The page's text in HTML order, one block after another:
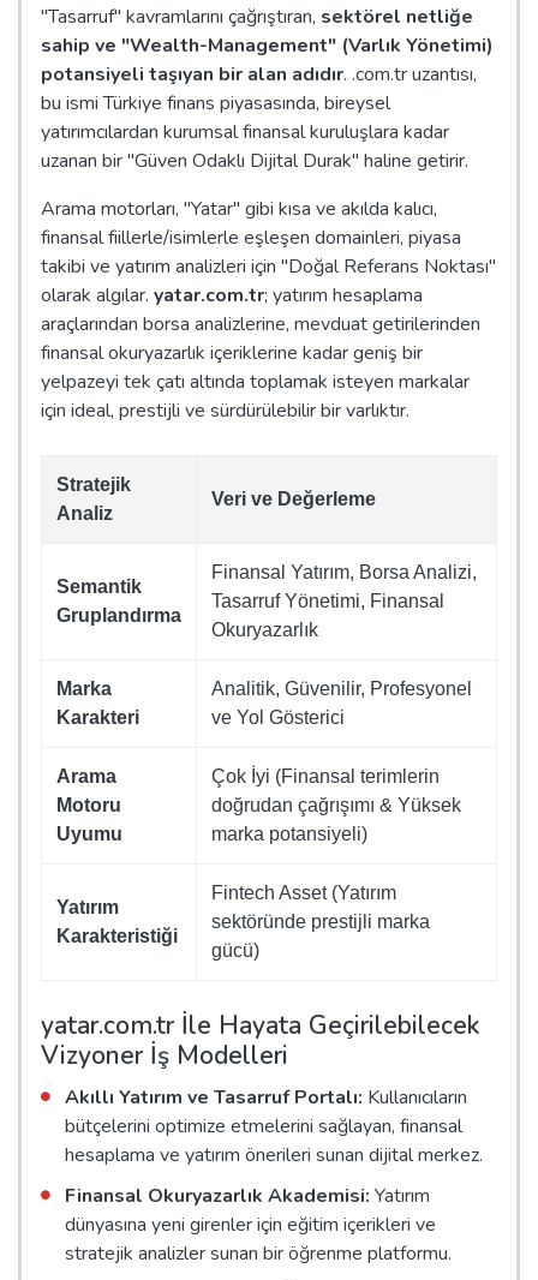
"Tasarruf" kavramlarını çağrıştıran, sektörel netliğe
sahip ve "Wealth-Management" (Varlık Yönetimi)
potansiyeli taşıyan bir alan adıdır. .com.tr uzantısı,
bu ismi Türkiye finans piyasasında, bireysel
yatırımcılardan kurumsal finansal kuruluşlara kadar
uzanan bir "Güven Odaklı Dijital Durak" haline getirir.
Arama motorları, "Yatar" gibi kısa ve akılda kalıcı,
finansal fiillerle/isimlerle eşleşen domainleri, piyasa
takibi ve yatırım analizleri için "Doğal Referans Noktası"
olarak algılar. yatar.com.tr; yatırım hesaplama
araçlarından borsa analizlerine, mevduat getirilerinden
finansal okuryazarlık içeriklerine kadar geniş bir
yelpazeyi tek çatı altında toplamak isteyen markalar
için ideal, prestijli ve sürdürülebilir bir varlıktır.
Stratejik
Analiz
Veri ve Değerleme
Semantik
Gruplandırma
Finansal Yatırım, Borsa Analizi,
Tasarruf Yönetimi, Finansal
Okuryazarlık
Marka
Karakteri
Analitik, Güvenilir, Profesyonel
ve Yol Gösterici
Arama
Motoru
Uyumu
Çok İyi (Finansal terimlerin
doğrudan çağrışımı & Yüksek
marka potansiyeli)
Yatırım
Karakteristiği
Fintech Asset (Yatırım
sektöründe prestijli marka
gücü)
yatar.com.tr İle Hayata Geçirilebilecek
Vizyoner İş Modelleri
Akıllı Yatırım ve Tasarruf Portalı: Kullanıcıların
bütçelerini optimize etmelerini sağlayan, finansal
hesaplama ve yatırım önerileri sunan dijital merkez.
Finansal Okuryazarlık Akademisi: Yatırım
dünyasına yeni girenler için eğitim içerikleri ve
stratejik analizler sunan bir öğrenme platformu.